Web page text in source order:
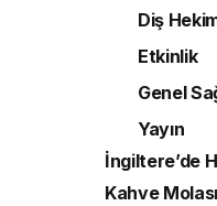
Diş
Etkinlik
Genel
Yayın
İngiltere’de
Kahve Molası